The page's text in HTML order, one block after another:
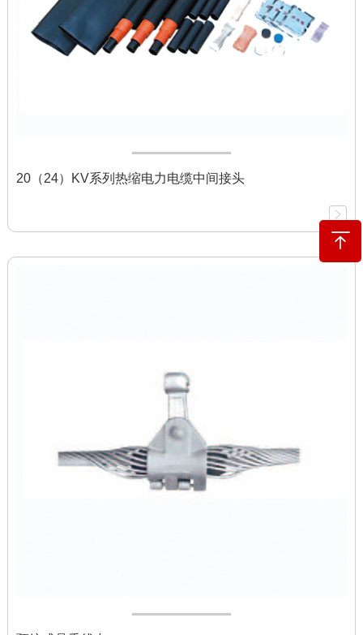
20（24）KV系列热缩电力电缆中间接头